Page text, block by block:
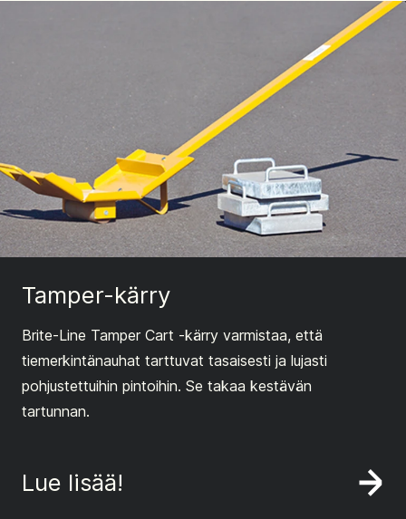
Tamper-kärry
Brite-Line Tamper Cart -kärry varmistaa, että
tiemerkintänauhat tarttuvat tasaisesti ja lujasti
pohjustettuihin pintoihin. Se takaa kestävän
tartunnan.
Lue lisää!